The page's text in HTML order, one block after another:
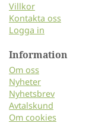
Villkor
Kontakta oss
Logga in
Information
Om oss
Nyheter
Nyhetsbrev
Avtalskund
Om cookies